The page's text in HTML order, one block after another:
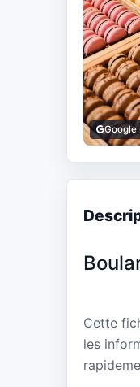
Google
Cette
les